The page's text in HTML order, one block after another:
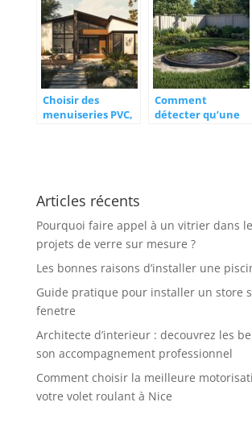
modulables et
personnalisables
optimiser votre
confort
énergétique
Choisir des
menuiseries PVC,
Comment
détecter qu’une
Articles récents
Pourquoi faire appel à un vitrier dans
projets de verre sur mesure ?
Les bonnes raisons d’installer une
Guide pratique pour installer un store
fenetre
Architecte d’interieur : decouvrez les
son accompagnement professionnel
Comment choisir la meilleure
votre volet roulant à Nice